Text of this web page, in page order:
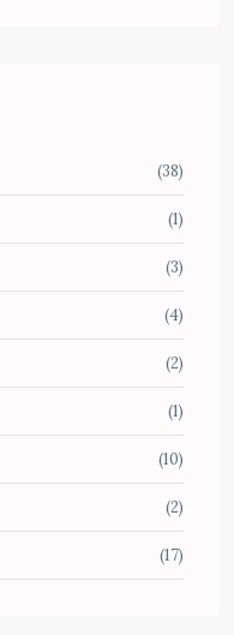
(38)
(1)
(3)
(4)
(2)
(1)
(10)
(2)
(17)